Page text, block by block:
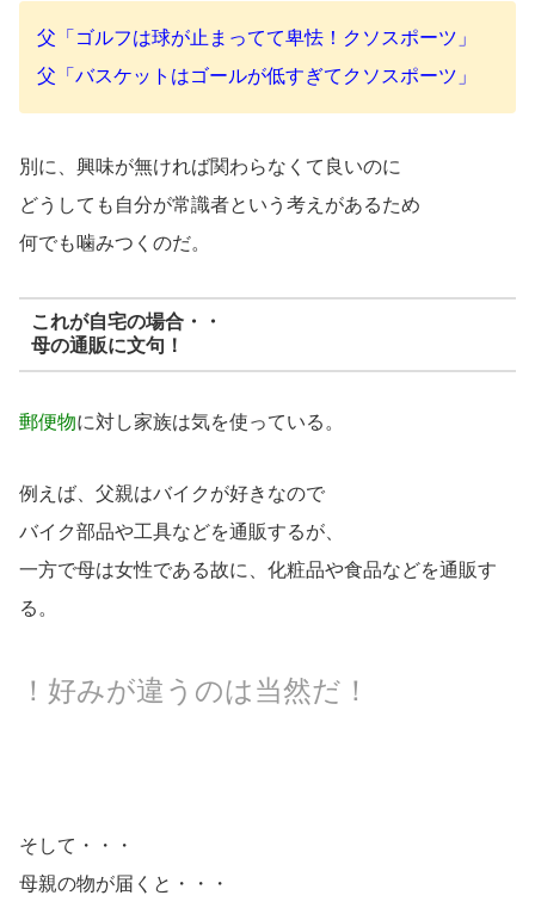
父「ゴルフは球が止まってて卑怯！クソスポーツ」
父「バスケットはゴールが低すぎてクソスポーツ」
別に、興味が無ければ関わらなくて良いのに
どうしても自分が常識者という考えがあるため
何でも噛みつくのだ。
これが自宅の場合・・
母の通販に文句！
郵便物に対し家族は気を使っている。
例えば、父親はバイクが好きなので
バイク部品や工具などを通販するが、
一方で母は女性である故に、化粧品や食品などを通販す
る。
！好みが違うのは当然だ！
そして・・・
母親の物が届くと・・・